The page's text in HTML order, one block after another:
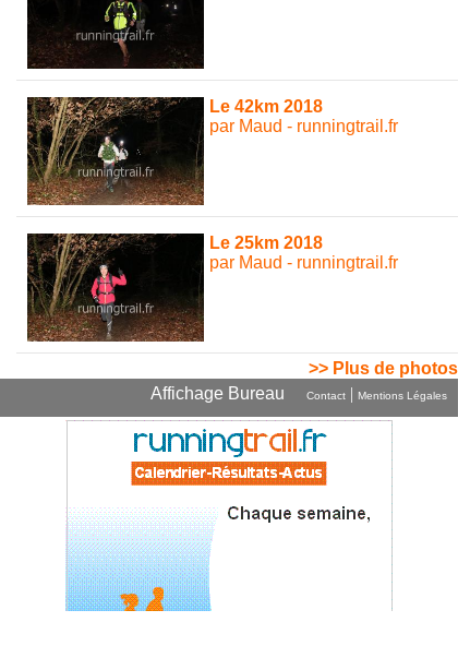
Le 42km 2018
par Maud - runningtrail.fr
Le 25km 2018
par Maud - runningtrail.fr
>> Plus de photos
Affichage Bureau
Contact | Mentions Légales